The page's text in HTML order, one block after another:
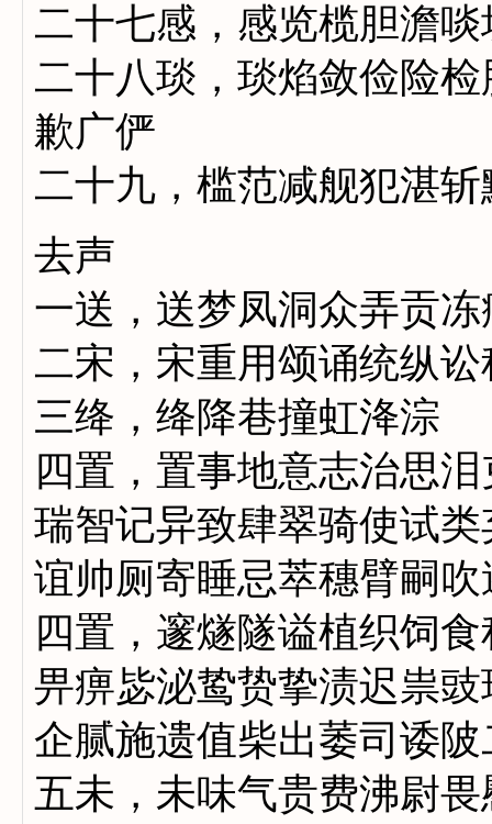
二十七感，感览榄胆澹
二十八琰，琰焰敛俭险
歉广俨
二十九，槛范减舰犯湛
去声
一送，送梦凤洞众弄贡
二宋，宋重用颂诵统纵
三绛，绛降巷撞虹洚淙
四置，置事地意志治思
瑞智记异致肆翠骑使试
谊帅厕寄睡忌萃穗臂嗣
四置，邃燧隧谥植织饲
畀痹毖泌鸷贽挚渍迟祟
企腻施遗值柴出萎司诿
五未，未味气贵费沸尉